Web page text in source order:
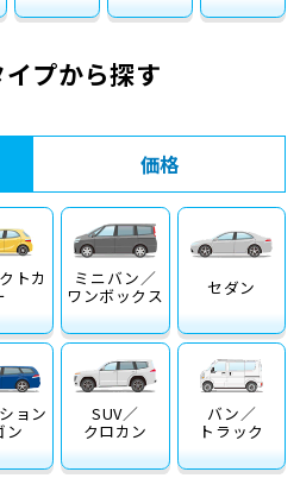
プから探す
トカ ミニバン／
ワンボックス セダン
ョン
ン
SUV／
クロカン
バン／
トラック
価格